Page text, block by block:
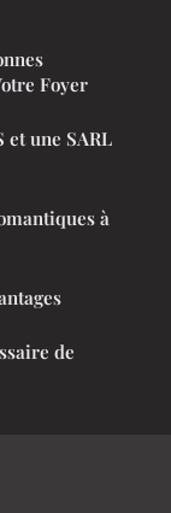
Foyer
et une SARL
à
de